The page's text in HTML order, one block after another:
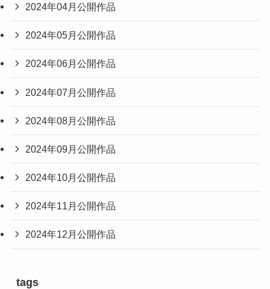
2024年04月公開作品
2024年05月公開作品
2024年06月公開作品
2024年07月公開作品
2024年08月公開作品
2024年09月公開作品
2024年10月公開作品
2024年11月公開作品
2024年12月公開作品
tags